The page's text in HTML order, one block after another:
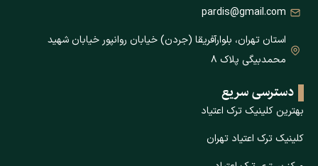
pardis@gmail.com
استان تهران، بلوارآفریقا (جردن) خیابان روانپور خیابان شهید
محمدبیگی پلاک ۸
دسترسی سریع
بهترین کلینیک ترک اعتیاد
کلینیک ترک اعتیاد تهران